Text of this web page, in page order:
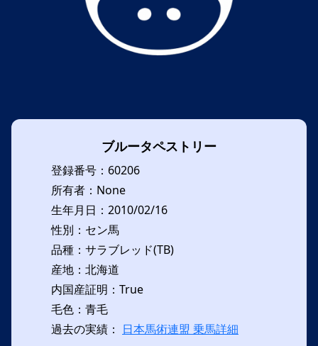
ブルータペストリー
登録番号：60206
所有者：None
生年月日：2010/02/16
性別：セン馬
品種：サラブレッド(TB)
産地：北海道
内国産証明：True
毛色：青毛
過去の実績： 日本馬術連盟 乗馬詳細